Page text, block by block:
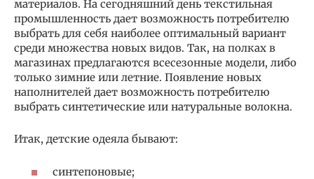
материалов. На сегодняшний день текстильная
промышленность дает возможность потребителю
выбрать для себя наиболее оптимальный вариант
среди множества новых видов. Так, на полках в
магазинах предлагаются всесезонные модели, либо
только зимние или летние. Появление новых
наполнителей дает возможность потребителю
выбрать синтетические или натуральные волокна.
Итак, детские одеяла бывают:
синтепоновые;